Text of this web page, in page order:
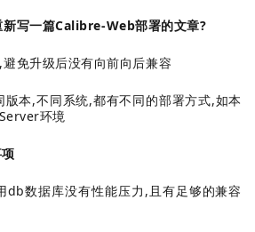
新写一篇Calibre-Web部署的文章?
免升级后没有向前向后兼容
本,不同系统,都有不同的部署方式,如本
环境
db数据库没有性能压力,且有足够的兼容